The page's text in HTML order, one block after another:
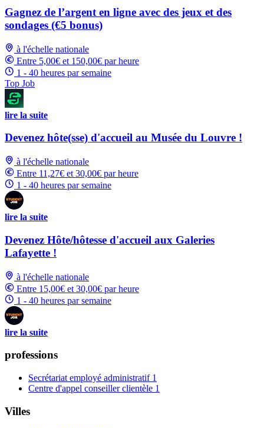
Gagnez de l’argent en ligne avec des jeux et des
sondages (€5 bonus)
à l'échelle nationale
Entre 5,00€ et 150,00€ par heure
1 - 40 heures par semaine
Top Job
lire la suite
Devenez hôte(sse) d'accueil au Musée du Louvre !
à l'échelle nationale
Entre 11,27€ et 30,00€ par heure
1 - 40 heures par semaine
lire la suite
Devenez Hôte/hôtesse d'accueil aux Galeries
Lafayette !
à l'échelle nationale
Entre 15,00€ et 30,00€ par heure
1 - 40 heures par semaine
lire la suite
professions
Secrétariat employé administratif 1
Centre d'appel conseiller clientèle 1
Villes